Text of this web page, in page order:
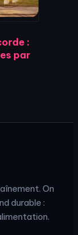
:
par
On
durable :